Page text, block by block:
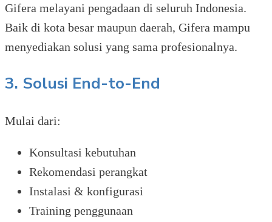
Gifera melayani pengadaan di seluruh Indonesia.
Baik di kota besar maupun daerah, Gifera mampu
menyediakan solusi yang sama profesionalnya.
3. Solusi End-to-End
Mulai dari:
Konsultasi kebutuhan
Rekomendasi perangkat
Instalasi & konfigurasi
Training penggunaan